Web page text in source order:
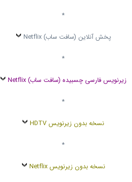
*
پخش آنلاین (سافت ساب) Netflix
*
زیرنویس فارسی چسبیده (سافت ساب) Netflix
*
نسخه بدون زیرنویس HDTV
*
نسخه بدون زیرنویس Netflix